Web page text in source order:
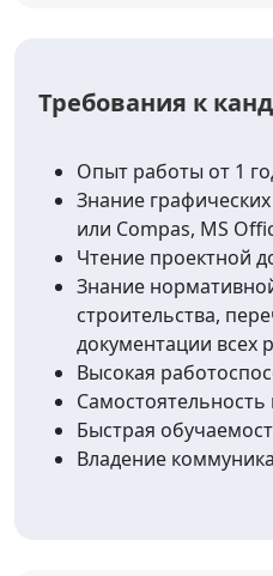
Требования к
Опыт работы от 1
Знание
или Compas, MS
Чтение проектной
Знание
строительства,
документации всех
Высокая
Быстрая
Владение